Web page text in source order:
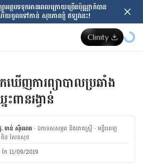
អត្ថបទទុកអានពេលក្រោយ​ច្រើនប៉ុណ្ណាក៏បាន
យចូលទៅកាន់ សុខភាពខ្ញុំ ឥឡូវនេះ!
កឃើញការព្យាបាលប្រឆាំង
ានរង្វាន់
ជ. ចាន់ ស៊ីណេត ·ឯកទេសសម្ភព និងរោគស្ត្រី ·ម​ន្ទីរពេទ្យ
-ចិន សែនសុខ
កែ 11/09/2019